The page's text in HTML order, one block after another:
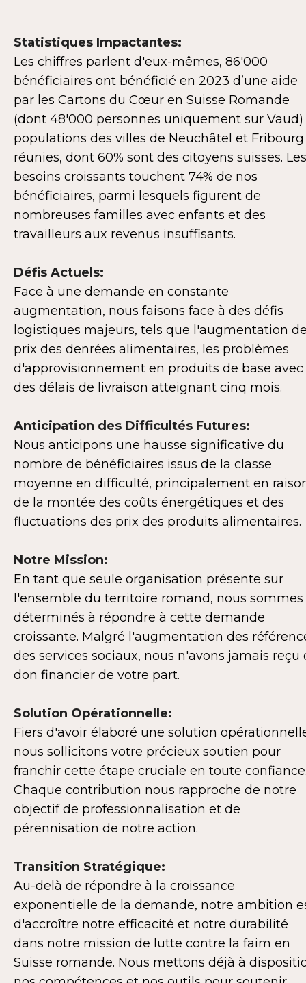
Statistiques Impactantes:
Les chiffres parlent d'eux-mêmes, 86'000
bénéficiaires ont bénéficié en 2023 d’une aide
par les Cartons du Cœur en Suisse Romande
(dont 48'000 personnes uniquement sur Vaud)
populations des villes de Neuchâtel et Fribourg
réunies, dont 60% sont des citoyens suisses. Les
besoins croissants touchent 74% de nos
bénéficiaires, parmi lesquels figurent de
nombreuses familles avec enfants et des
travailleurs aux revenus insuffisants.
Défis Actuels:
Face à une demande en constante
augmentation, nous faisons face à des défis
logistiques majeurs, tels que l'augmentation
prix des denrées alimentaires, les problèmes
d'approvisionnement en produits de base avec
des délais de livraison atteignant cinq mois.
Anticipation des Difficultés Futures:
Nous anticipons une hausse significative du
nombre de bénéficiaires issus de la classe
moyenne en difficulté, principalement en
de la montée des coûts énergétiques et des
fluctuations des prix des produits alimentaires.
Notre Mission:
En tant que seule organisation présente sur
l'ensemble du territoire romand, nous sommes
déterminés à répondre à cette demande
croissante. Malgré l'augmentation des
des services sociaux, nous n'avons jamais reçu
don financier de votre part.
Solution Opérationnelle:
Fiers d'avoir élaboré une solution
nous sollicitons votre précieux soutien pour
franchir cette étape cruciale en toute
Chaque contribution nous rapproche de notre
objectif de professionnalisation et de
pérennisation de notre action.
Transition Stratégique:
Au-delà de répondre à la croissance
exponentielle de la demande, notre ambition
d'accroître notre efficacité et notre durabilité
dans notre mission de lutte contre la faim en
Suisse romande. Nous mettons déjà à